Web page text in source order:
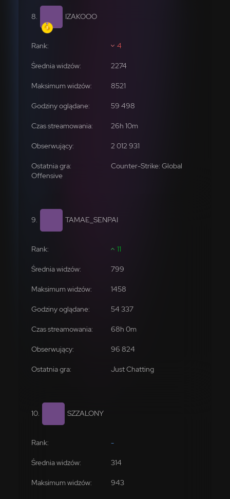
IZAKOOO
4
2274
8521
59 498
2 012 931
Counter-Strike: Global
Offensive
TAMAE_SENPAI
11
799
1458
54 337
96 824
Just Chatting
SZZALONY
-
314
943